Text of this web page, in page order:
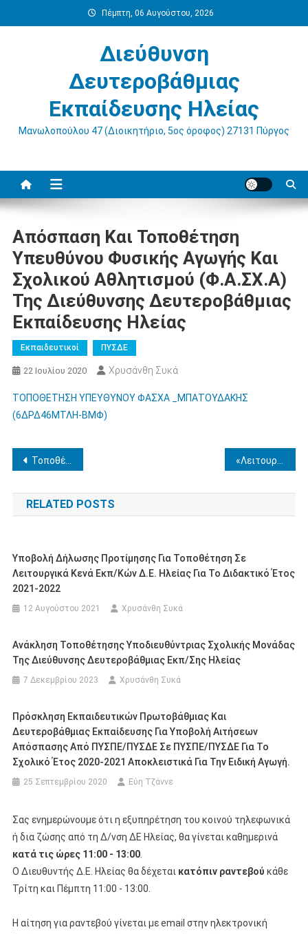
στο
Πέμπτη, 06 Αυγούστου, 2026
Διεύθυνση
Δευτεροβάθμιας
Εκπαίδευσης Ηλείας
Μανωλοπούλου 47 (Διοικητήριο, 5ος όροφος) 27131 Πύργος
Απόσπαση Και Τοποθέτηση
Υπευθύνου Φυσικής Αγωγής Και
Σχολικού Αθλητισμού (Φ.Α.ΣΧ.Α)
Της Διεύθυνσης Δευτεροβάθμιας
Εκπαίδευσης Ηλείας
Εκπαιδευτικοί ΠΥΣΔΕ
22 Ιουλίου 2020 Χρυσάνθη Συκά
ΤΟΠΟΘΕΤΗΣΗ ΥΠΕΥΘΥΝΟΥ ΦΑΣΧΑ _ΜΠΑΤΟΥΔΑΚΗΣ
(6ΔΡΔ46ΜΤΛΗ-ΒΜΦ)
Πλοήγηση
άρθρων
Τοποθέτηση εκπ/κού σε κενή οργανική θέση ΣΜΕΑΕ Δ.Ε. Ηλείας
RELATED POSTS
Υποβολή Δήλωσης Προτίμησης Για Τοποθέτηση Σε
Λειτουργικά Κενά Εκπ/κών Δ.Ε. Ηλείας Για Το Διδακτικό Έτος
2021-2022
12 Αυγούστου 2021 Χρυσάνθη Συκά
Ανάκληση Τοποθέτησης Υποδιευθύντριας Σχολικής Μονάδας
Της Διεύθυνσης Δευτεροβάθμιας Εκπ/σης Ηλείας
7 Δεκεμβρίου 2023 Χρυσάνθη Συκά
Πρόσκληση Εκπαιδευτικών Πρωτοβάθμιας Και
Δευτεροβάθμιας Εκπαίδευσης Για Υποβολή Αιτήσεων
Απόσπασης Από ΠΥΣΠΕ/ΠΥΣΔΕ Σε ΠΥΣΠΕ/ΠΥΣΔΕ Για Το
Σχολικό Έτος 2020-2021 Αποκλειστικά Για Την Ειδική Αγωγή.
25 Σεπτεμβρίου 2020 Εύη Τζάννε
Σας ενημερώνουμε ότι η εξυπηρέτηση του κοινού τηλεφωνικά
ή δια ζώσης από τη Δ/νση ΔΕ Ηλείας, θα γίνεται καθημερινά
κατά τις ώρες 11:00 - 13:00.
Ο Διευθυντής Δ.Ε. Ηλείας θα δέχεται κατόπιν ραντεβού κάθε
Τρίτη και Πέμπτη 11:00 - 13:00.
Η αίτηση για ραντεβού γίνεται με email στην ηλεκτρονική